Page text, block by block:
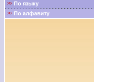
По языку
По алфавиту